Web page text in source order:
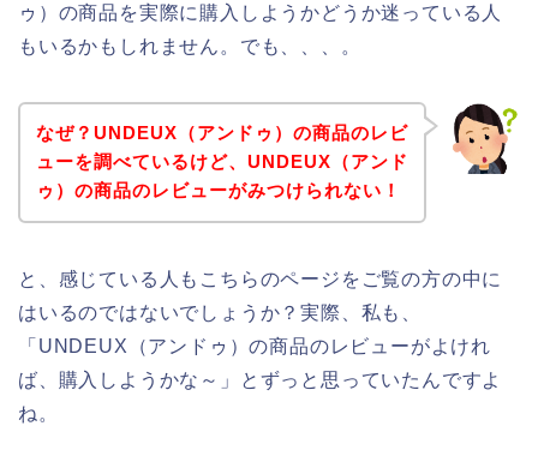
ゥ）の商品を実際に購入しようかどうか迷っている人
もいるかもしれません。でも、、、。
なぜ？UNDEUX（アンドゥ）の商品のレビ
ューを調べているけど、UNDEUX（アンド
ゥ）の商品のレビューがみつけられない！
と、感じている人もこちらのページをご覧の方の中に
はいるのではないでしょうか？実際、私も、
「UNDEUX（アンドゥ）の商品のレビューがよけれ
ば、購入しようかな～」とずっと思っていたんですよ
ね。